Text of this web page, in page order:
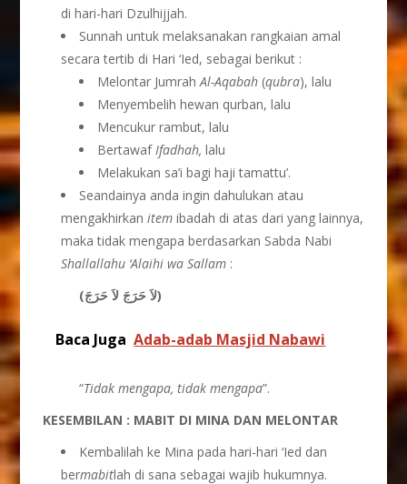
di hari-hari Dzulhijjah.
Sunnah untuk melaksanakan rangkaian amal
secara tertib di Hari ‘Ied, sebagai berikut :
Melontar JumrahAl-Aqabah (qubra), lalu
Menyembelih hewan qurban, lalu
Mencukur rambut, lalu
BertawafIfadhah,lalu
Melakukan sa’i bagi haji tamattu’.
Seandainya anda ingin dahulukan atau
mengakhirkanitemibadah di atas dari yang lainnya,
maka tidak mengapa berdasarkan Sabda Nabi
Shallallahu ‘Alaihi wa Sallam :
(لاَ حَرَجَ لاَ حَرَجَ)
Baca Juga Adab-adab Masjid Nabawi
“Tidak mengapa, tidak mengapa”.
KESEMBILAN : MABIT DI MINA DAN MELONTAR
Kembalilah ke Mina pada hari-hari ‘Ied dan
bermabitlah di sana sebagai wajib hukumnya.